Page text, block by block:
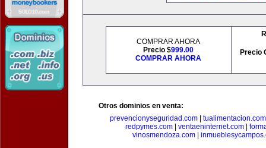
COMPRAR AHORA
Precio $999.00
COMPRAR AHORA
Precio
Otros dominios en venta:
prevencionyseguridad.com
tualimentacion.com
redpymes.com
ventaeninternet.com
vinosmendoza.com|